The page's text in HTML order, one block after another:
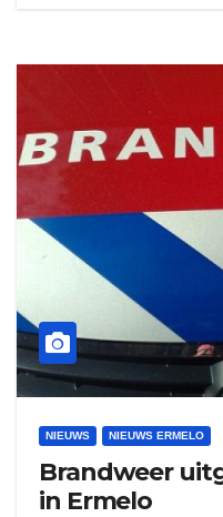
NIEUWS NIEUWS ERMELO
Brandweer
in Ermelo